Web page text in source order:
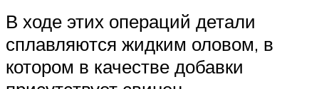
В ходе этих операций детали
сплавляются жидким оловом, в
котором в качестве добавки